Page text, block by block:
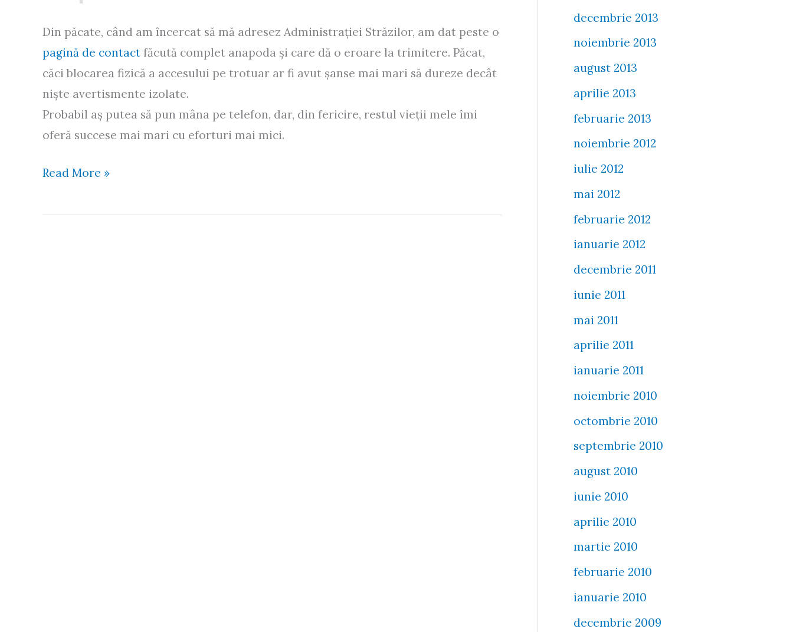
Din păcate, când am încercat să mă adresez Administrației Străzilor, am dat peste o
pagină de contact făcută complet anapoda și care dă o eroare la trimitere. Păcat,
căci blocarea fizică a accesului pe trotuar ar fi avut șanse mai mari să dureze decât
niște avertismente izolate.
Probabil aș putea să pun mâna pe telefon, dar, din fericire, restul vieții mele îmi
oferă succese mai mari cu eforturi mai mici.
Alo,
serverul
Read More »
decembrie 2013
noiembrie 2013
august 2013
aprilie 2013
februarie 2013
noiembrie 2012
iulie 2012
mai 2012
februarie 2012
ianuarie 2012
decembrie 2011
iunie 2011
mai 2011
aprilie 2011
ianuarie 2011
noiembrie 2010
octombrie 2010
septembrie 2010
august 2010
iunie 2010
aprilie 2010
martie 2010
februarie 2010
ianuarie 2010
decembrie 2009